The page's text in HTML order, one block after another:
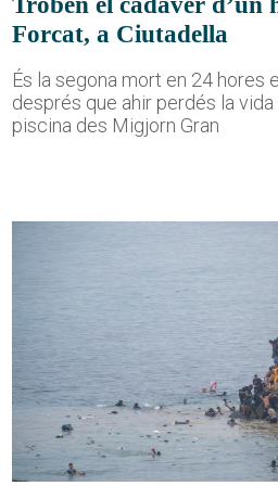
Forcat, a Ciutadella
És la segona mort en 24 hores
després que ahir perdés la vida
piscina des Migjorn Gran